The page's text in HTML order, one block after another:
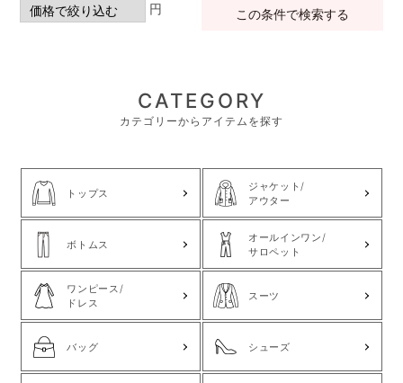
円 この条件で検索する
CATEGORY
カテゴリーからアイテムを探す
トップス
ジャケット/
アウター
ボトムス
オールインワン/
サロペット
ワンピース/
ドレス
スーツ
バッグ シューズ